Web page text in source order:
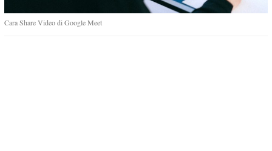
Cara Share Video di Google Meet